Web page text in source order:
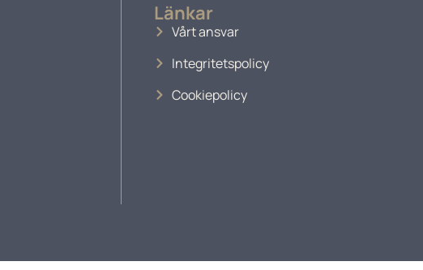
Länkar
Vårt ansvar
Integritetspolicy
Cookiepolicy